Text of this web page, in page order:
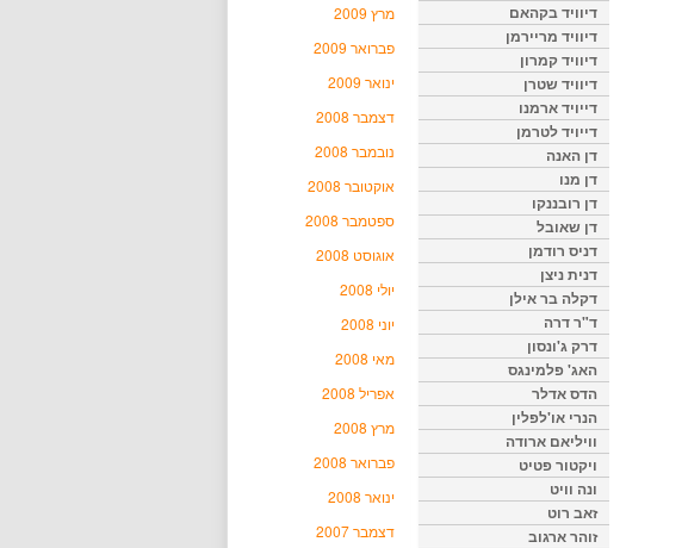
מרץ 2009
פברואר 2009
ינואר 2009
דצמבר 2008
נובמבר 2008
אוקטובר 2008
ספטמבר 2008
אוגוסט 2008
יולי 2008
יוני 2008
מאי 2008
אפריל 2008
מרץ 2008
פברואר 2008
ינואר 2008
דצמבר 2007
דיוויד בקהאם
דיוויד מריירמן
דיוויד קמרון
דיוויד שטרן
דייויד ארמנו
דייויד לטרמן
דן האנה
דן מנו
דן רובננקו
דן שאובל
דניס רודמן
דנית ניצן
דקלה בר אילן
ד"ר דרה
דרק ג'ונסון
האג' פלמינגס
הדס אדלר
הנרי או'לפלין
וויליאם ארודה
ויקטור פטיט
ונה וויט
זאב רוט
זוהר ארגוב